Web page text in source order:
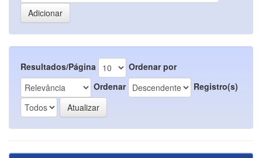
Resultados/Página
Ordenar por
Ordenar
Registro(s)